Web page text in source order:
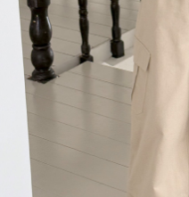
인플루언서 pick!
신상 5%
베스트
MADE
세트할인 ~30%